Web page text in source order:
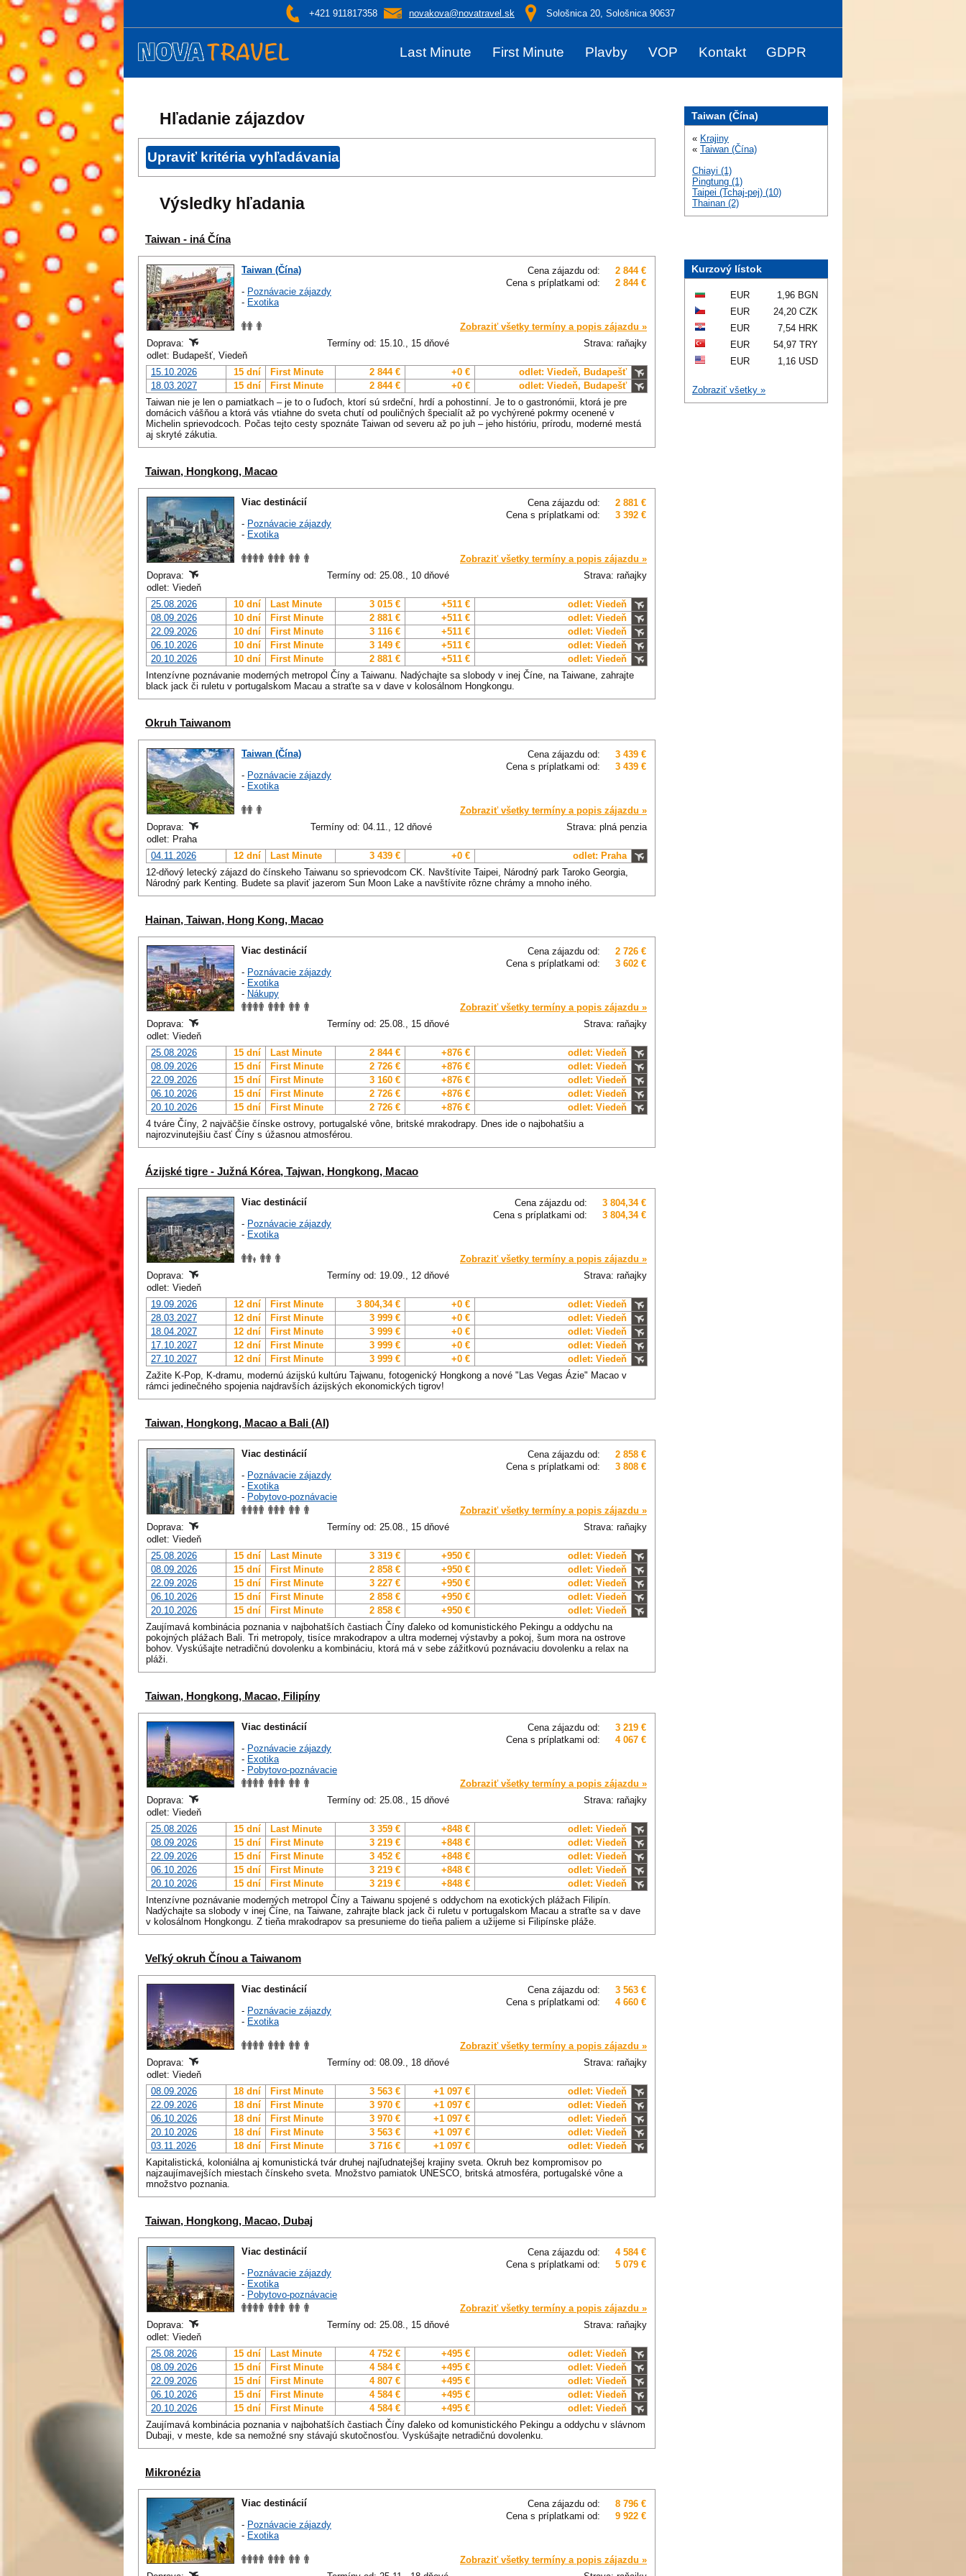
+421 911817358 novakova@novatravel.sk Sološnica 20, Sološnica 90637
Last Minute First Minute Plavby VOP Kontakt GDPR
Hľadanie zájazdov
Výsledky hľadania
Taiwan - iná Čína
Cena zájazdu od:
2 844 €
Cena s príplatkami od:
2 844 €
Taiwan (Čína)
- Poznávacie zájazdy
- Exotika
Zobraziť všetky termíny a popis zájazdu »
Doprava:
Termíny od: 15.10., 15 dňové
Strava: raňajky
odlet: Budapešť, Viedeň
15.10.2026
15 dní First Minute 2 844 € +0 €
odlet: Viedeň, Budapešť
18.03.2027
15 dní First Minute 2 844 € +0 €
odlet: Viedeň, Budapešť
Taiwan nie je len o pamiatkach – je to o ľuďoch, ktorí sú srdeční, hrdí a pohostinní. Je to o gastronómii, ktorá je pre
domácich vášňou a ktorá vás vtiahne do sveta chutí od pouličných špecialít až po vychýrené pokrmy ocenené v
Michelin sprievodcoch. Počas tejto cesty spoznáte Taiwan od severu až po juh – jeho históriu, prírodu, moderné mestá
aj skryté zákutia.
Taiwan, Hongkong, Macao
Cena zájazdu od:
2 881 €
Cena s príplatkami od:
3 392 €
Viac destinácií
- Poznávacie zájazdy
- Exotika
Zobraziť všetky termíny a popis zájazdu »
Doprava:
Termíny od: 25.08., 10 dňové
Strava: raňajky
odlet: Viedeň
25.08.2026
10 dní Last Minute 3 015 € +511 €
odlet: Viedeň
08.09.2026
10 dní First Minute 2 881 € +511 €
odlet: Viedeň
22.09.2026
10 dní First Minute 3 116 € +511 €
odlet: Viedeň
06.10.2026
10 dní First Minute 3 149 € +511 €
odlet: Viedeň
20.10.2026
10 dní First Minute 2 881 € +511 €
odlet: Viedeň
Intenzívne poznávanie moderných metropol Číny a Taiwanu. Nadýchajte sa slobody v inej Číne, na Taiwane, zahrajte
black jack či ruletu v portugalskom Macau a straťte sa v dave v kolosálnom Hongkongu.
Okruh Taiwanom
Cena zájazdu od:
3 439 €
Cena s príplatkami od:
3 439 €
Taiwan (Čína)
- Poznávacie zájazdy
- Exotika
Zobraziť všetky termíny a popis zájazdu »
Doprava:
Termíny od: 04.11., 12 dňové
Strava: plná penzia
odlet: Praha
04.11.2026
12 dní Last Minute 3 439 € +0 €
odlet: Praha
12-dňový letecký zájazd do čínskeho Taiwanu so sprievodcom CK. Navštívite Taipei, Národný park Taroko Georgia,
Národný park Kenting. Budete sa plaviť jazerom Sun Moon Lake a navštívite rôzne chrámy a mnoho iného.
Hainan, Taiwan, Hong Kong, Macao
Cena zájazdu od:
2 726 €
Cena s príplatkami od:
3 602 €
Viac destinácií
- Poznávacie zájazdy
- Exotika
- Nákupy
Zobraziť všetky termíny a popis zájazdu »
Doprava:
Termíny od: 25.08., 15 dňové
Strava: raňajky
odlet: Viedeň
25.08.2026
15 dní Last Minute 2 844 € +876 €
odlet: Viedeň
08.09.2026
15 dní First Minute 2 726 € +876 €
odlet: Viedeň
22.09.2026
15 dní First Minute 3 160 € +876 €
odlet: Viedeň
06.10.2026
15 dní First Minute 2 726 € +876 €
odlet: Viedeň
20.10.2026
15 dní First Minute 2 726 € +876 €
odlet: Viedeň
4 tváre Číny, 2 najväčšie čínske ostrovy, portugalské vône, britské mrakodrapy. Dnes ide o najbohatšiu a
najrozvinutejšiu časť Číny s úžasnou atmosférou.
Ázijské tigre - Južná Kórea, Tajwan, Hongkong, Macao
Cena zájazdu od:
3 804,34 €
Cena s príplatkami od:
3 804,34 €
Viac destinácií
- Poznávacie zájazdy
- Exotika
Zobraziť všetky termíny a popis zájazdu »
Doprava:
Termíny od: 19.09., 12 dňové
Strava: raňajky
odlet: Viedeň
19.09.2026
12 dní First Minute 3 804,34 € +0 €
odlet: Viedeň
28.03.2027
12 dní First Minute 3 999 € +0 €
odlet: Viedeň
18.04.2027
12 dní First Minute 3 999 € +0 €
odlet: Viedeň
17.10.2027
12 dní First Minute 3 999 € +0 €
odlet: Viedeň
27.10.2027
12 dní First Minute 3 999 € +0 €
odlet: Viedeň
Zažite K-Pop, K-dramu, modernú ázijskú kultúru Tajwanu, fotogenický Hongkong a nové "Las Vegas Ázie" Macao v
rámci jedinečného spojenia najdravších ázijských ekonomických tigrov!
Taiwan, Hongkong, Macao a Bali (AI)
Cena zájazdu od:
2 858 €
Cena s príplatkami od:
3 808 €
Viac destinácií
- Poznávacie zájazdy
- Exotika
- Pobytovo-poznávacie
Zobraziť všetky termíny a popis zájazdu »
Doprava:
Termíny od: 25.08., 15 dňové
Strava: raňajky
odlet: Viedeň
25.08.2026
15 dní Last Minute 3 319 € +950 €
odlet: Viedeň
08.09.2026
15 dní First Minute 2 858 € +950 €
odlet: Viedeň
22.09.2026
15 dní First Minute 3 227 € +950 €
odlet: Viedeň
06.10.2026
15 dní First Minute 2 858 € +950 €
odlet: Viedeň
20.10.2026
15 dní First Minute 2 858 € +950 €
odlet: Viedeň
Zaujímavá kombinácia poznania v najbohatších častiach Číny ďaleko od komunistického Pekingu a oddychu na
pokojných plážach Bali. Tri metropoly, tisíce mrakodrapov a ultra modernej výstavby a pokoj, šum mora na ostrove
bohov. Vyskúšajte netradičnú dovolenku a kombináciu, ktorá má v sebe zážitkovú poznávaciu dovolenku a relax na
pláži.
Taiwan, Hongkong, Macao, Filipíny
Cena zájazdu od:
3 219 €
Cena s príplatkami od:
4 067 €
Viac destinácií
- Poznávacie zájazdy
- Exotika
- Pobytovo-poznávacie
Zobraziť všetky termíny a popis zájazdu »
Doprava:
Termíny od: 25.08., 15 dňové
Strava: raňajky
odlet: Viedeň
25.08.2026
15 dní Last Minute 3 359 € +848 €
odlet: Viedeň
08.09.2026
15 dní First Minute 3 219 € +848 €
odlet: Viedeň
22.09.2026
15 dní First Minute 3 452 € +848 €
odlet: Viedeň
06.10.2026
15 dní First Minute 3 219 € +848 €
odlet: Viedeň
20.10.2026
15 dní First Minute 3 219 € +848 €
odlet: Viedeň
Intenzívne poznávanie moderných metropol Číny a Taiwanu spojené s oddychom na exotických plážach Filipín.
Nadýchajte sa slobody v inej Číne, na Taiwane, zahrajte black jack či ruletu v portugalskom Macau a straťte sa v dave
v kolosálnom Hongkongu. Z tieňa mrakodrapov sa presunieme do tieňa paliem a užijeme si Filipínske pláže.
Veľký okruh Čínou a Taiwanom
Cena zájazdu od:
3 563 €
Cena s príplatkami od:
4 660 €
Viac destinácií
- Poznávacie zájazdy
- Exotika
Zobraziť všetky termíny a popis zájazdu »
Doprava:
Termíny od: 08.09., 18 dňové
Strava: raňajky
odlet: Viedeň
08.09.2026
18 dní First Minute 3 563 € +1 097 €
odlet: Viedeň
22.09.2026
18 dní First Minute 3 970 € +1 097 €
odlet: Viedeň
06.10.2026
18 dní First Minute 3 970 € +1 097 €
odlet: Viedeň
20.10.2026
18 dní First Minute 3 563 € +1 097 €
odlet: Viedeň
03.11.2026
18 dní First Minute 3 716 € +1 097 €
odlet: Viedeň
Kapitalistická, koloniálna aj komunistická tvár druhej najľudnatejšej krajiny sveta. Okruh bez kompromisov po
najzaujímavejších miestach čínskeho sveta. Množstvo pamiatok UNESCO, britská atmosféra, portugalské vône a
množstvo poznania.
Taiwan, Hongkong, Macao, Dubaj
Cena zájazdu od:
4 584 €
Cena s príplatkami od:
5 079 €
Viac destinácií
- Poznávacie zájazdy
- Exotika
- Pobytovo-poznávacie
Zobraziť všetky termíny a popis zájazdu »
Doprava:
Termíny od: 25.08., 15 dňové
Strava: raňajky
odlet: Viedeň
25.08.2026
15 dní Last Minute 4 752 € +495 €
odlet: Viedeň
08.09.2026
15 dní First Minute 4 584 € +495 €
odlet: Viedeň
22.09.2026
15 dní First Minute 4 807 € +495 €
odlet: Viedeň
06.10.2026
15 dní First Minute 4 584 € +495 €
odlet: Viedeň
20.10.2026
15 dní First Minute 4 584 € +495 €
odlet: Viedeň
Zaujímavá kombinácia poznania v najbohatších častiach Číny ďaleko od komunistického Pekingu a oddychu v slávnom
Dubaji, v meste, kde sa nemožné sny stávajú skutočnosťou. Vyskúšajte netradičnú dovolenku.
Mikronézia
Cena zájazdu od:
8 796 €
Cena s príplatkami od:
9 922 €
Viac destinácií
- Poznávacie zájazdy
- Exotika
Zobraziť všetky termíny a popis zájazdu »
Taiwan (Čína)
« Krajiny
« Taiwan (Čína)
Chiayi (1)
Pingtung (1)
Taipei (Tchaj-pej) (10)
Thainan (2)
Kurzový lístok
EUR
1,96 BGN
EUR
24,20 CZK
EUR
7,54 HRK
EUR
54,97 TRY
EUR
1,16 USD
Zobraziť všetky »